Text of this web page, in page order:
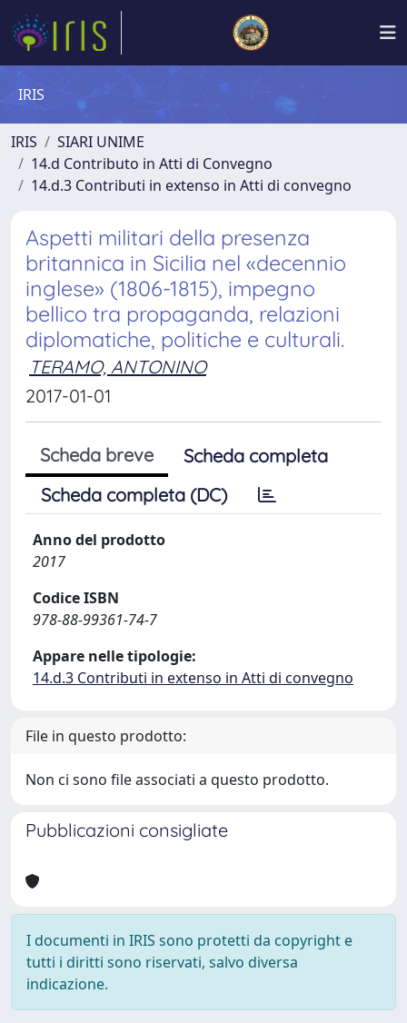
IRIS
IRIS
SIARI UNIME
14.d Contributo in Atti di Convegno
14.d.3 Contributi in extenso in Atti di convegno
Aspetti militari della presenza
britannica in Sicilia nel «decennio
inglese» (1806-1815), impegno
bellico tra propaganda, relazioni
diplomatiche, politiche e culturali.
TERAMO, ANTONINO
2017-01-01
Scheda breve
Scheda completa
Scheda completa (DC)
Anno del prodotto
2017
Codice ISBN
978-88-99361-74-7
Appare nelle tipologie:
14.d.3 Contributi in extenso in Atti di convegno
File in questo prodotto:
Non ci sono file associati a questo prodotto.
Pubblicazioni consigliate
I documenti in IRIS sono protetti da copyright e
tutti i diritti sono riservati, salvo diversa
indicazione.